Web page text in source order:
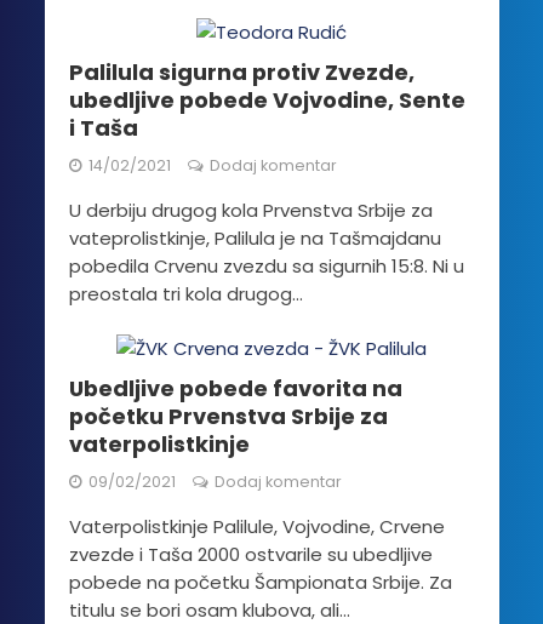
Palilula sigurna protiv Zvezde,
ubedljive pobede Vojvodine, Sente
i Taša
14/02/2021 Dodaj komentar
U derbiju drugog kola Prvenstva Srbije za
vateprolistkinje, Palilula je na Tašmajdanu
pobedila Crvenu zvezdu sa sigurnih 15:8. Ni u
preostala tri kola drugog...
Ubedljive pobede favorita na
početku Prvenstva Srbije za
vaterpolistkinje
09/02/2021 Dodaj komentar
Vaterpolistkinje Palilule, Vojvodine, Crvene
zvezde i Taša 2000 ostvarile su ubedljive
pobede na početku Šampionata Srbije. Za
titulu se bori osam klubova, ali...